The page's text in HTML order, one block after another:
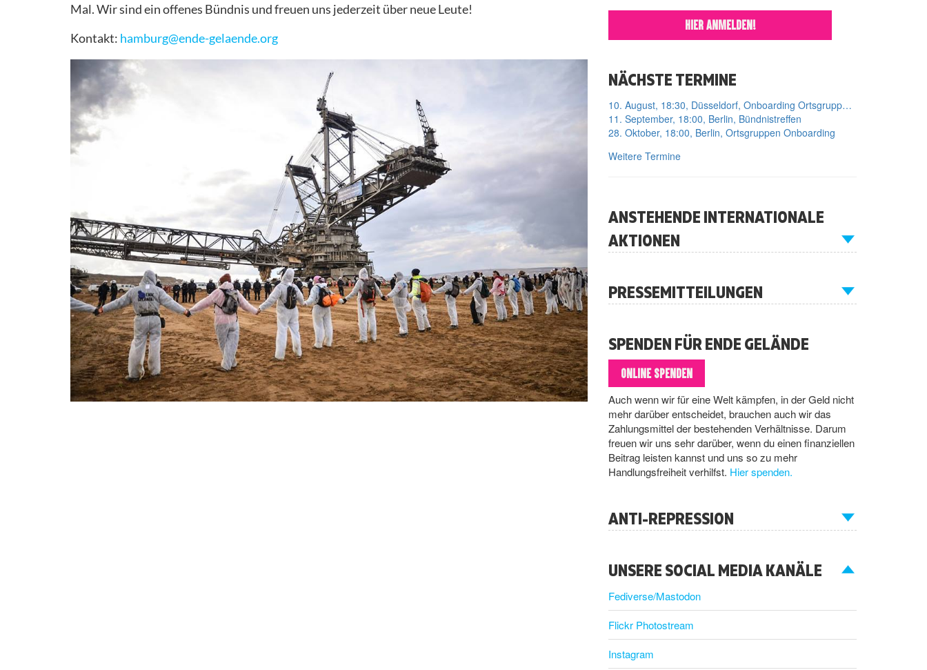
RECHTLICHES
AKTIONSTICKER
Mal. Wir sind ein offenes Bündnis und freuen uns jederzeit über neue Leute!
Kontakt: hamburg@ende-gelaende.org
HIER ANMELDEN!
NÄCHSTE TERMINE
10. August, 18:30, Düsseldorf, Onboarding Ortsgruppe Düsseldorf
11. September, 18:00, Berlin, Bündnistreffen
28. Oktober, 18:00, Berlin, Ortsgruppen Onboarding
Weitere Termine
ANSTEHENDE INTERNATIONALE
AKTIONEN
PRESSEMITTEILUNGEN
SPENDEN FÜR ENDE GELÄNDE
ONLINE SPENDEN
Auch wenn wir für eine Welt kämpfen, in der Geld nicht
mehr darüber entscheidet, brauchen auch wir das
Zahlungsmittel der bestehenden Verhältnisse. Darum
freuen wir uns sehr darüber, wenn du einen finanziellen
Beitrag leisten kannst und uns so zu mehr
Handlungsfreiheit verhilfst. Hier spenden.
ANTI-REPRESSION
UNSERE SOCIAL MEDIA KANÄLE
Fediverse/Mastodon
Flickr Photostream
Instagram